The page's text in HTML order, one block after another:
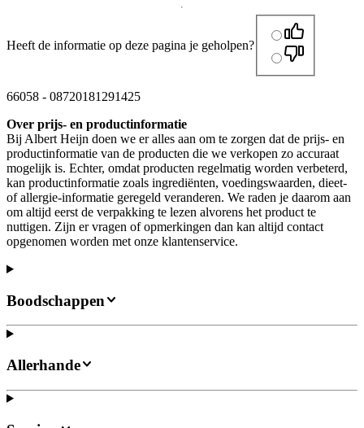
Heeft de informatie op deze pagina je geholpen?
66058 - 08720181291425
Over prijs- en productinformatie
Bij Albert Heijn doen we er alles aan om te zorgen dat de prijs- en
productinformatie van de producten die we verkopen zo accuraat
mogelijk is. Echter, omdat producten regelmatig worden verbeterd,
kan productinformatie zoals ingrediënten, voedingswaarden, dieet-
of allergie-informatie geregeld veranderen. We raden je daarom aan
om altijd eerst de verpakking te lezen alvorens het product te
nuttigen. Zijn er vragen of opmerkingen dan kan altijd contact
opgenomen worden met onze klantenservice.
Boodschappen
Allerhande